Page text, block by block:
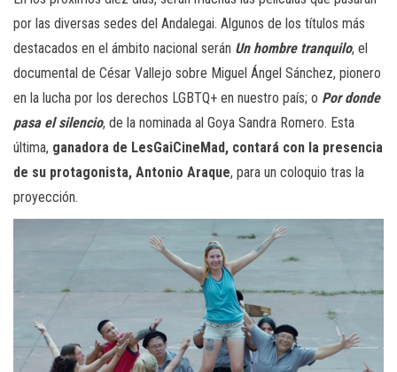
por las diversas sedes del Andalegai. Algunos de los títulos más
destacados en el ámbito nacional serán Un hombre tranquilo, el
documental de César Vallejo sobre Miguel Ángel Sánchez, pionero
en la lucha por los derechos LGBTQ+ en nuestro país; o Por donde
pasa el silencio, de la nominada al Goya Sandra Romero. Esta
última, ganadora de LesGaiCineMad, contará con la presencia
de su protagonista, Antonio Araque, para un coloquio tras la
proyección.